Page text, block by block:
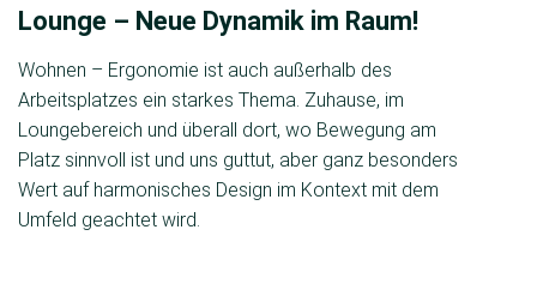
Lounge – Neue Dynamik im Raum!
Wohnen – Ergonomie ist auch außerhalb des
Arbeitsplatzes ein starkes Thema. Zuhause, im
Loungebereich und überall dort, wo Bewegung am
Platz sinnvoll ist und uns guttut, aber ganz besonders
Wert auf harmonisches Design im Kontext mit dem
Umfeld geachtet wird.